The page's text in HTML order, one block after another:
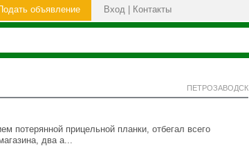
объявление Вход Контакты
ПЕТРОЗАВОДСК
потерянной прицельной планки, отбегал всего
два а...